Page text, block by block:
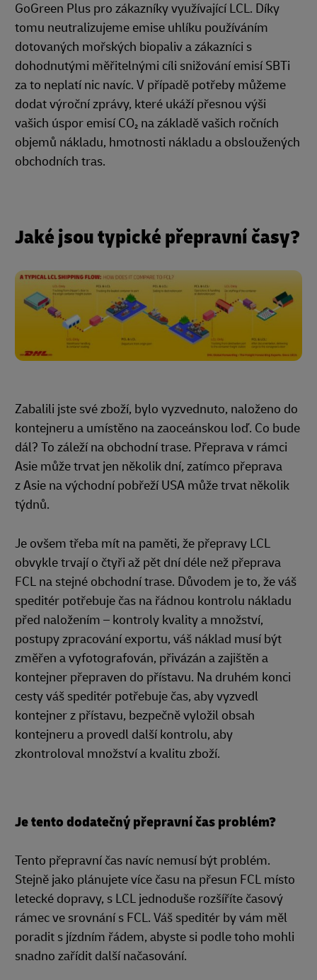
GoGreen Plus pro zákazníky využívající LCL. Díky
tomu neutralizujeme emise uhlíku používáním
dotovaných mořských biopaliv a zákazníci s
dohodnutými měřitelnými cíli snižování emisí SBTi
za to neplatí nic navíc. V případě potřeby můžeme
dodat výroční zprávy, které ukáží přesnou výši
vašich úspor emisí CO₂ na základě vašich ročních
objemů nákladu, hmotnosti nákladu a obsloužených
obchodních tras.
Jaké jsou typické přepravní časy?
Zabalili jste své zboží, bylo vyzvednuto, naloženo do
kontejneru a umístěno na zaoceánskou loď. Co bude
dál? To záleží na obchodní trase. Přeprava v rámci
Asie může trvat jen několik dní, zatímco přeprava
z Asie na východní pobřeží USA může trvat několik
týdnů.
Je ovšem třeba mít na paměti, že přepravy LCL
obvykle trvají o čtyři až pět dní déle než přeprava
FCL na stejné obchodní trase. Důvodem je to, že váš
speditér potřebuje čas na řádnou kontrolu nákladu
před naložením – kontroly kvality a množství,
postupy zpracování exportu, váš náklad musí být
změřen a vyfotografován, přivázán a zajištěn a
kontejner přepraven do přístavu. Na druhém konci
cesty váš speditér potřebuje čas, aby vyzvedl
kontejner z přístavu, bezpečně vyložil obsah
kontejneru a provedl další kontrolu, aby
zkontroloval množství a kvalitu zboží.
Je tento dodatečný přepravní čas problém?
Tento přepravní čas navíc nemusí být problém.
Stejně jako plánujete více času na přesun FCL místo
letecké dopravy, s LCL jednoduše rozšíříte časový
rámec ve srovnání s FCL. Váš speditér by vám měl
poradit s jízdním řádem, abyste si podle toho mohli
snadno zařídit další načasování.